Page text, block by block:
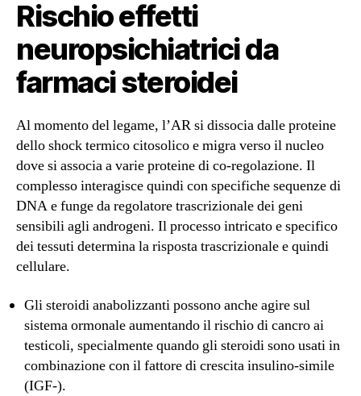
Rischio effetti
neuropsichiatrici da
farmaci steroidei
Al momento del legame, l’AR si dissocia dalle proteine ​​
dello shock termico citosolico e migra verso il nucleo
dove si associa a varie proteine ​​di co-regolazione. Il
complesso interagisce quindi con specifiche sequenze di
DNA e funge da regolatore trascrizionale dei geni
sensibili agli androgeni. Il processo intricato e specifico
dei tessuti determina la risposta trascrizionale e quindi
cellulare.
Gli steroidi anabolizzanti possono anche agire sul
sistema ormonale aumentando il rischio di cancro ai
testicoli, specialmente quando gli steroidi sono usati in
combinazione con il fattore di crescita insulino-simile
(IGF-).